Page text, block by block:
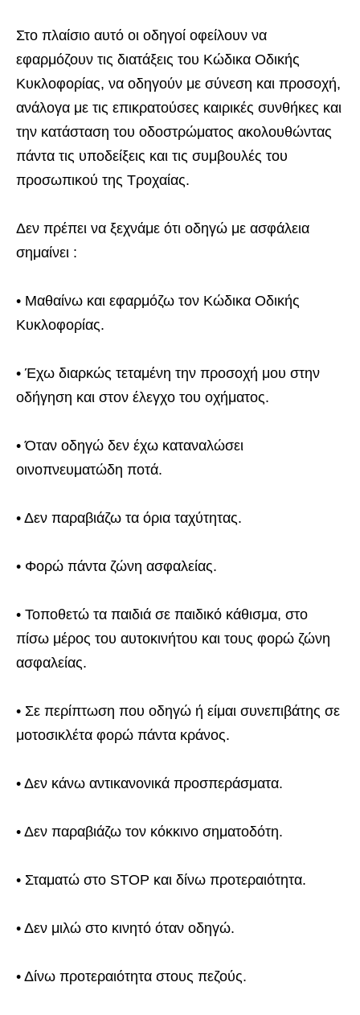
Στο πλαίσιο αυτό οι οδηγοί οφείλουν να
εφαρμόζουν τις διατάξεις του Κώδικα Οδικής
Κυκλοφορίας, να οδηγούν με σύνεση και προσοχή,
ανάλογα με τις επικρατούσες καιρικές συνθήκες και
την κατάσταση του οδοστρώματος ακολουθώντας
πάντα τις υποδείξεις και τις συμβουλές του
προσωπικού της Τροχαίας.
Δεν πρέπει να ξεχνάμε ότι οδηγώ με ασφάλεια
σημαίνει :
• Μαθαίνω και εφαρμόζω τον Κώδικα Οδικής
Κυκλοφορίας.
• Έχω διαρκώς τεταμένη την προσοχή μου στην
οδήγηση και στον έλεγχο του οχήματος.
• Όταν οδηγώ δεν έχω καταναλώσει
οινοπνευματώδη ποτά.
• Δεν παραβιάζω τα όρια ταχύτητας.
• Φορώ πάντα ζώνη ασφαλείας.
• Τοποθετώ τα παιδιά σε παιδικό κάθισμα, στο
πίσω μέρος του αυτοκινήτου και τους φορώ ζώνη
ασφαλείας.
• Σε περίπτωση που οδηγώ ή είμαι συνεπιβάτης σε
μοτοσικλέτα φορώ πάντα κράνος.
• Δεν κάνω αντικανονικά προσπεράσματα.
• Δεν παραβιάζω τον κόκκινο σηματοδότη.
• Σταματώ στο STOP και δίνω προτεραιότητα.
• Δεν μιλώ στο κινητό όταν οδηγώ.
• Δίνω προτεραιότητα στους πεζούς.